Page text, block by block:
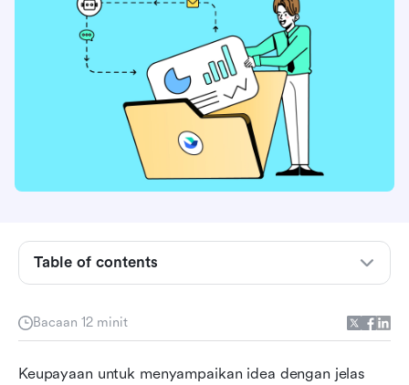
Bacaan 12 minit
Keupayaan untuk menyampaikan idea dengan jelas
Table of contents
Lebih daripada asas: Memahami perisian carta
Perisian carta alir terbaik sekilas pandang